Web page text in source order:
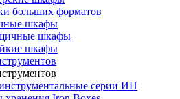
больших форматов
шкафы
шкафы
шкафы
серии ИП